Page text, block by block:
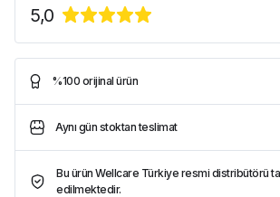
5,0
%100 orijinal ürün
Aynı gün stoktan teslimat
Bu ürün Wellcare Türkiye resmi distribütörü
edilmektedir.